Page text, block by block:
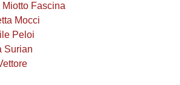
Miotto Fascina
Mocci
Peloi
Surian